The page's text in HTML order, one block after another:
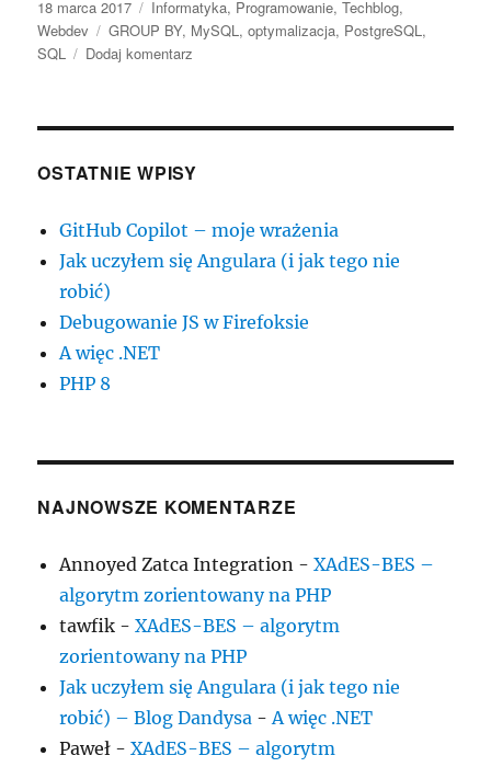
Data
publikacji
18 marca 2017 Kategorie
Informatyka, Programowanie,Techblog,
Webdev
Tagi
GROUP BY, MySQL,optymalizacja, PostgreSQL,
SQL
Dodaj komentarz
z
BY
(i
nie
OSTATNIE WPISY
GitHub Copilot – moje wrażenia
Jak uczyłem się Angulara (i jak tego nie
robić)
Debugowanie JS w Firefoksie
A więc .NET
PHP 8
NAJNOWSZE KOMENTARZE
Annoyed Zatca Integration -XAdES-BES –
algorytm zorientowany na PHP
tawfik -XAdES-BES – algorytm
zorientowany na PHP
Jak uczyłem się Angulara (i jak tego nie
robić) – Blog Dandysa -A więc .NET
Paweł -XAdES-BES – algorytm